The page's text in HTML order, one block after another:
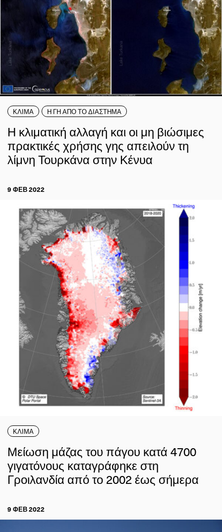
ΚΛΙΜΑ Η ΓΗ ΑΠΟ ΤΟ ΔΙΑΣΤΗΜΑ
Η κλιματική αλλαγή και οι μη βιώσιμες
πρακτικές χρήσης γης απειλούν τη
λίμνη Τουρκάνα στην Κένυα
9 ΦΕΒ 2022
ΚΛΙΜΑ
Μείωση μάζας του πάγου κατά 4700
γιγατόνους καταγράφηκε στη
Γροιλανδία από το 2002 έως σήμερα
9 ΦΕΒ 2022